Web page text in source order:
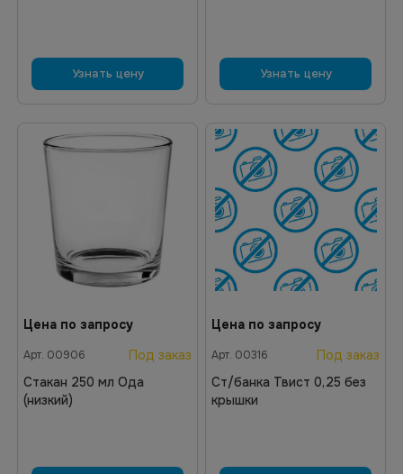
Узнать цену Узнать цену
Цена по запросу
Арт. 00906
Под заказ
Стакан 250 мл Ода
(низкий)
Цена по запросу
Арт. 00316
Под заказ
Ст/банка Твист 0,25 без
крышки